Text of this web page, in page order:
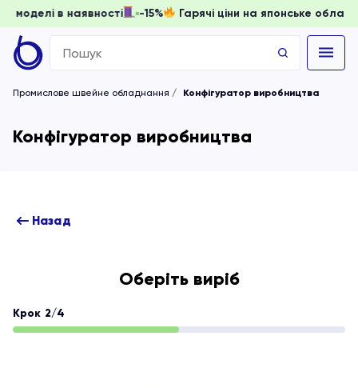
моделі в наявності -15% Гарячі ціни на японське
Search
for:
Промислове швейне обладнання Конфігуратор виробництва
Конфігуратор виробництва
Назад
Оберіть виріб
Крок 2/4